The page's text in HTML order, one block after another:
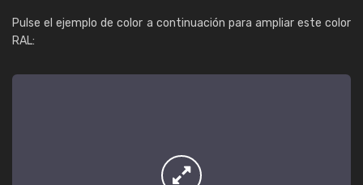
Pulse el ejemplo de color a continuación para ampliar este color
RAL: